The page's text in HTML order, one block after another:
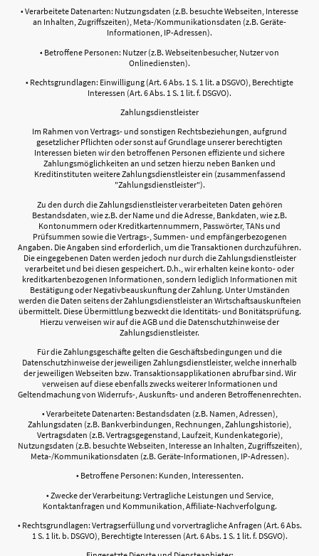
• Verarbeitete Datenarten: Nutzungsdaten (z.B. besuchte Webseiten, Interesse
an Inhalten, Zugriffszeiten), Meta-/Kommunikationsdaten (z.B. Geräte-
Informationen, IP-Adressen).
• Betroffene Personen: Nutzer (z.B. Webseitenbesucher, Nutzer von
Onlinediensten).
• Rechtsgrundlagen: Einwilligung (Art. 6 Abs. 1 S. 1 lit. a DSGVO), Berechtigte
Interessen (Art. 6 Abs. 1 S. 1 lit. f. DSGVO).
Zahlungsdienstleister
Im Rahmen von Vertrags- und sonstigen Rechtsbeziehungen, aufgrund
gesetzlicher Pflichten oder sonst auf Grundlage unserer berechtigten
Interessen bieten wir den betroffenen Personen effiziente und sichere
Zahlungsmöglichkeiten an und setzen hierzu neben Banken und
Kreditinstituten weitere Zahlungsdienstleister ein (zusammenfassend
"Zahlungsdienstleister").
Zu den durch die Zahlungsdienstleister verarbeiteten Daten gehören
Bestandsdaten, wie z.B. der Name und die Adresse, Bankdaten, wie z.B.
Kontonummern oder Kreditkartennummern, Passwörter, TANs und
Prüfsummen sowie die Vertrags-, Summen- und empfängerbezogenen
Angaben. Die Angaben sind erforderlich, um die Transaktionen durchzuführen.
Die eingegebenen Daten werden jedoch nur durch die Zahlungsdienstleister
verarbeitet und bei diesen gespeichert. D.h., wir erhalten keine konto- oder
kreditkartenbezogenen Informationen, sondern lediglich Informationen mit
Bestätigung oder Negativbeauskunftung der Zahlung. Unter Umständen
werden die Daten seitens der Zahlungsdienstleister an Wirtschaftsauskunfteien
übermittelt. Diese Übermittlung bezweckt die Identitäts- und Bonitätsprüfung.
Hierzu verweisen wir auf die AGB und die Datenschutzhinweise der
Zahlungsdienstleister.
Für die Zahlungsgeschäfte gelten die Geschäftsbedingungen und die
Datenschutzhinweise der jeweiligen Zahlungsdienstleister, welche innerhalb
der jeweiligen Webseiten bzw. Transaktionsapplikationen abrufbar sind. Wir
verweisen auf diese ebenfalls zwecks weiterer Informationen und
Geltendmachung von Widerrufs-, Auskunfts- und anderen Betroffenenrechten.
• Verarbeitete Datenarten: Bestandsdaten (z.B. Namen, Adressen),
Zahlungsdaten (z.B. Bankverbindungen, Rechnungen, Zahlungshistorie),
Vertragsdaten (z.B. Vertragsgegenstand, Laufzeit, Kundenkategorie),
Nutzungsdaten (z.B. besuchte Webseiten, Interesse an Inhalten, Zugriffszeiten),
Meta-/Kommunikationsdaten (z.B. Geräte-Informationen, IP-Adressen).
• Betroffene Personen: Kunden, Interessenten.
• Zwecke der Verarbeitung: Vertragliche Leistungen und Service,
Kontaktanfragen und Kommunikation, Affiliate-Nachverfolgung.
• Rechtsgrundlagen: Vertragserfüllung und vorvertragliche Anfragen (Art. 6 Abs.
1 S. 1 lit. b. DSGVO), Berechtigte Interessen (Art. 6 Abs. 1 S. 1 lit. f. DSGVO).